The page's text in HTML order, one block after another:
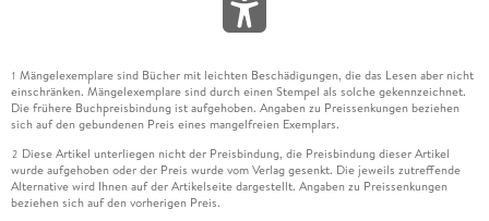
1 Mängelexemplare sind Bücher mit leichten Beschädigungen, die das Lesen aber nicht
einschränken. Mängelexemplare sind durch einen Stempel als solche gekennzeichnet.
Die frühere Buchpreisbindung ist aufgehoben. Angaben zu Preissenkungen beziehen
sich auf den gebundenen Preis eines mangelfreien Exemplars.
2 Diese Artikel unterliegen nicht der Preisbindung, die Preisbindung dieser Artikel
wurde aufgehoben oder der Preis wurde vom Verlag gesenkt. Die jeweils zutreffende
Alternative wird Ihnen auf der Artikelseite dargestellt. Angaben zu Preissenkungen
beziehen sich auf den vorherigen Preis.